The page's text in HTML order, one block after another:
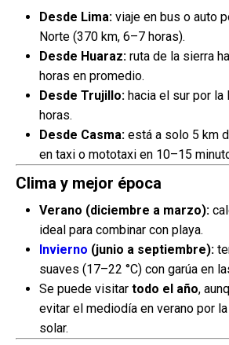
Desde Lima: viaje en bus o auto
Norte (370 km, 6–7 horas).
Desde Huaraz: ruta de la sierra
horas en promedio.
Desde Trujillo: hacia el sur por la
horas.
Desde Casma: está a solo 5 km
en taxi o mototaxi en 10–15
Clima y mejor época
Verano (diciembre a marzo):
ideal para combinar con playa.
Invierno (junio a septiembre):
suaves (17–22 °C) con garúa en
Se puede visitar todo el año,
evitar el mediodía en verano por
solar.